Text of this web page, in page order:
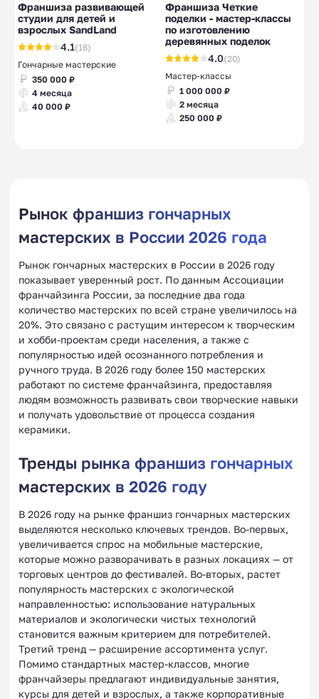
Франшиза развивающей
студии для детей и
взрослых SandLand
4.1(18)
Гончарные мастерские
350 000 ₽
4 месяца
40 000 ₽
Франшиза Четкие
поделки - мастер-классы
по изготовлению
деревянных поделок
4.0(20)
Мастер-классы
1 000 000 ₽
2 месяца
250 000 ₽
Рынок франшиз гончарных
мастерских в России 2026 года
Рынок гончарных мастерских в России в 2026 году
показывает уверенный рост. По данным Ассоциации
франчайзинга России, за последние два года
количество мастерских по всей стране увеличилось на
20%. Это связано с растущим интересом к творческим
и хобби-проектам среди населения, а также с
популярностью идей осознанного потребления и
ручного труда. В 2026 году более 150 мастерских
работают по системе франчайзинга, предоставляя
людям возможность развивать свои творческие навыки
и получать удовольствие от процесса создания
керамики.
Тренды рынка франшиз гончарных
мастерских в 2026 году
В 2026 году на рынке франшиз гончарных мастерских
выделяются несколько ключевых трендов. Во-первых,
увеличивается спрос на мобильные мастерские,
которые можно разворачивать в разных локациях — от
торговых центров до фестивалей. Во-вторых, растет
популярность мастерских с экологической
направленностью: использование натуральных
материалов и экологически чистых технологий
становится важным критерием для потребителей.
Третий тренд — расширение ассортимента услуг.
Помимо стандартных мастер-классов, многие
франчайзеры предлагают индивидуальные занятия,
курсы для детей и взрослых, а также корпоративные